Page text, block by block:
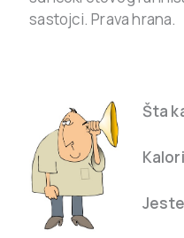
sastojci. Prava hrana.
Šta